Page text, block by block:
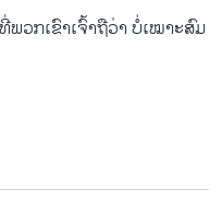
ພວກເຂົາເຈົ້າຖືວ່າ ບໍ່ເໝາະສົມ